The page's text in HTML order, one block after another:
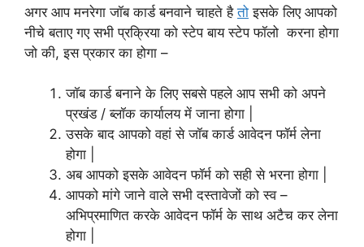
अगर आप मनरेगा जॉब कार्डबनवाने चाहते हैतो इसके लिए आपको
नीचे बताए गए सभी प्रक्रिया को स्टेप बाय स्टेप फॉलो करना होगा
जो की, इस प्रकार का होगा –
जॉब कार्ड बनाने के लिए सबसे पहले आप सभी को अपने
प्रखंड / ब्लॉक कार्यालय में जाना होगा |
उसके बाद आपको वहां से जॉब कार्ड आवेदन फॉर्म लेना
होगा |
अब आपको इसके आवेदन फॉर्म को सही से भरना होगा |
आपको मांगे जाने वाले सभी दस्तावेजों को स्व –
अभिप्रमाणित करके आवेदन फॉर्म के साथ अटैच कर लेना
होगा |